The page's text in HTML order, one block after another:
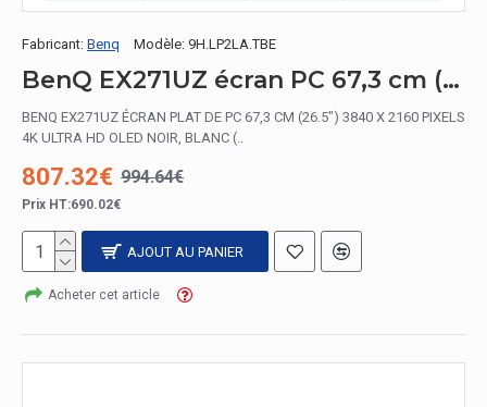
Fabricant: Benq Modèle: 9H.LP2LA.TBE
BenQ EX271UZ écran PC 67,3 cm (26.5") 3840 x 2160 pixels 4K Ultra HD OLED Noir, Blanc
BENQ EX271UZ ÉCRAN PLAT DE PC 67,3 CM (26.5") 3840 X 2160 PIXELS
4K ULTRA HD OLED NOIR, BLANC (..
807.32€ 994.64€
Prix HT:690.02€
AJOUT AU PANIER
Acheter cet article